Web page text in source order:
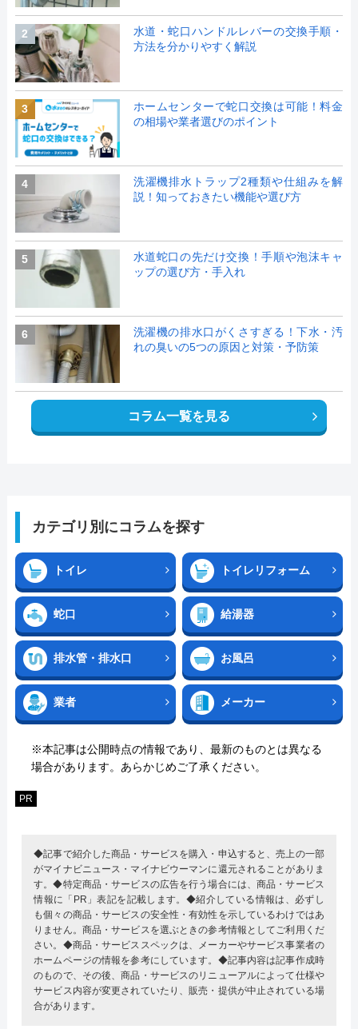
2
水道・蛇口ハンドルレバーの交換手順・
方法を分かりやすく解説
3
ホームセンターで蛇口交換は可能！料金
の相場や業者選びのポイント
4
洗濯機排水トラップ2種類や仕組みを解
説！知っておきたい機能や選び方
5
水道蛇口の先だけ交換！手順や泡沫キャ
ップの選び方・手入れ
6
洗濯機の排水口がくさすぎる！下水・汚
れの臭いの5つの原因と対策・予防策
コラム一覧を見る
カテゴリ別にコラムを探す
トイレ トイレリフォーム
蛇口 給湯器
排水管・排水口 お風呂
業者 メーカー
※本記事は公開時点の情報であり、最新のものとは異なる
場合があります。あらかじめご了承ください。
PR
◆記事で紹介した商品・サービスを購入・申込すると、売上の一部
がマイナビニュース・マイナビウーマンに還元されることがありま
す。◆特定商品・サービスの広告を行う場合には、商品・サービス
情報に「PR」表記を記載します。◆紹介している情報は、必ずし
も個々の商品・サービスの安全性・有効性を示しているわけではあ
りません。商品・サービスを選ぶときの参考情報としてご利用くだ
さい。◆商品・サービススペックは、メーカーやサービス事業者の
ホームページの情報を参考にしています。◆記事内容は記事作成時
のもので、その後、商品・サービスのリニューアルによって仕様や
サービス内容が変更されていたり、販売・提供が中止されている場
合があります。